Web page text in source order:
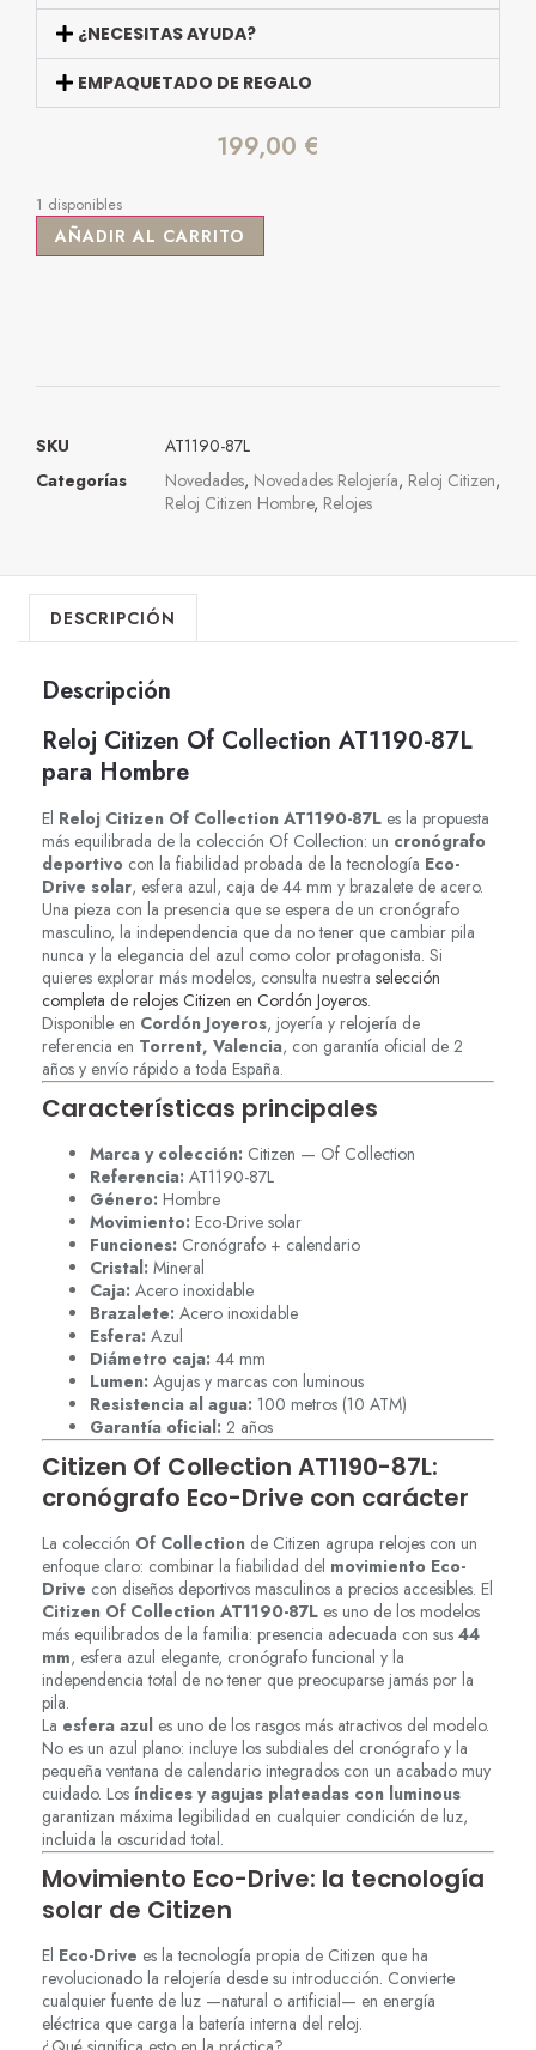
¿NECESITAS AYUDA?
EMPAQUETADO DE REGALO
199,00 €
1 disponibles
AÑADIR AL CARRITO
SKU
AT1190-87L
Categorías
Novedades, Novedades Relojería, Reloj Citizen,
Reloj Citizen Hombre, Relojes
DESCRIPCIÓN
Descripción
Reloj Citizen Of Collection AT1190-87L
para Hombre
El Reloj Citizen Of Collection AT1190-87L es la propuesta
más equilibrada de la colección Of Collection: un cronógrafo
deportivo con la fiabilidad probada de la tecnología Eco-
Drive solar, esfera azul, caja de 44 mm y brazalete de acero.
Una pieza con la presencia que se espera de un cronógrafo
masculino, la independencia que da no tener que cambiar pila
nunca y la elegancia del azul como color protagonista. Si
quieres explorar más modelos, consulta nuestra selección
completa de relojes Citizen en Cordón Joyeros.
Disponible en Cordón Joyeros, joyería y relojería de
referencia en Torrent, Valencia, con garantía oficial de 2
años y envío rápido a toda España.
Características principales
Marca y colección: Citizen — Of Collection
Referencia: AT1190-87L
Género: Hombre
Movimiento: Eco-Drive solar
Funciones: Cronógrafo + calendario
Cristal: Mineral
Caja: Acero inoxidable
Brazalete: Acero inoxidable
Esfera: Azul
Diámetro caja: 44 mm
Lumen: Agujas y marcas con luminous
Resistencia al agua: 100 metros (10 ATM)
Garantía oficial: 2 años
Citizen Of Collection AT1190-87L:
cronógrafo Eco-Drive con carácter
La colección Of Collection de Citizen agrupa relojes con un
enfoque claro: combinar la fiabilidad del movimiento Eco-
Drive con diseños deportivos masculinos a precios accesibles. El
Citizen Of Collection AT1190-87L es uno de los modelos
más equilibrados de la familia: presencia adecuada con sus 44
mm, esfera azul elegante, cronógrafo funcional y la
independencia total de no tener que preocuparse jamás por la
pila.
La esfera azul es uno de los rasgos más atractivos del modelo.
No es un azul plano: incluye los subdiales del cronógrafo y la
pequeña ventana de calendario integrados con un acabado muy
cuidado. Los índices y agujas plateadas con luminous
garantizan máxima legibilidad en cualquier condición de luz,
incluida la oscuridad total.
Movimiento Eco-Drive: la tecnología
solar de Citizen
El Eco-Drive es la tecnología propia de Citizen que ha
revolucionado la relojería desde su introducción. Convierte
cualquier fuente de luz —natural o artificial— en energía
eléctrica que carga la batería interna del reloj.